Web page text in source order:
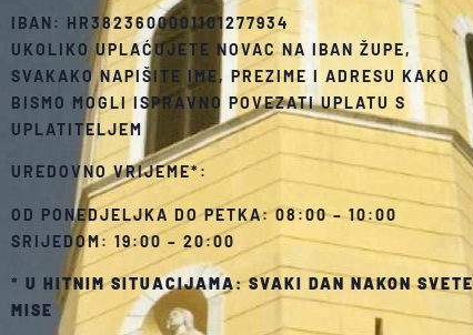
IBAN: HR3823600001101277934
UKOLIKO UPLAĆUJETE NOVAC NA IBAN ŽUPE,
SVAKAKO NAPIŠITE IME, PREZIME I ADRESU KAKO
BISMO MOGLI ISPRAVNO POVEZATI UPLATU S
UPLATITELJEM
UREDOVNO VRIJEME*:
OD PONEDJELJKA DO PETKA: 08:00 – 10:00
SRIJEDOM: 19:00 – 20:00
* U HITNIM SITUACIJAMA: SVAKI DAN NAKON SVETE
MISE